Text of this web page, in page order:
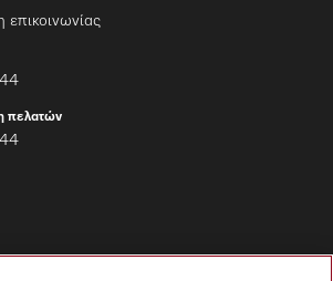
επικοινωνίας
πελατών